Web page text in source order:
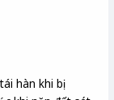
hàn khi bị